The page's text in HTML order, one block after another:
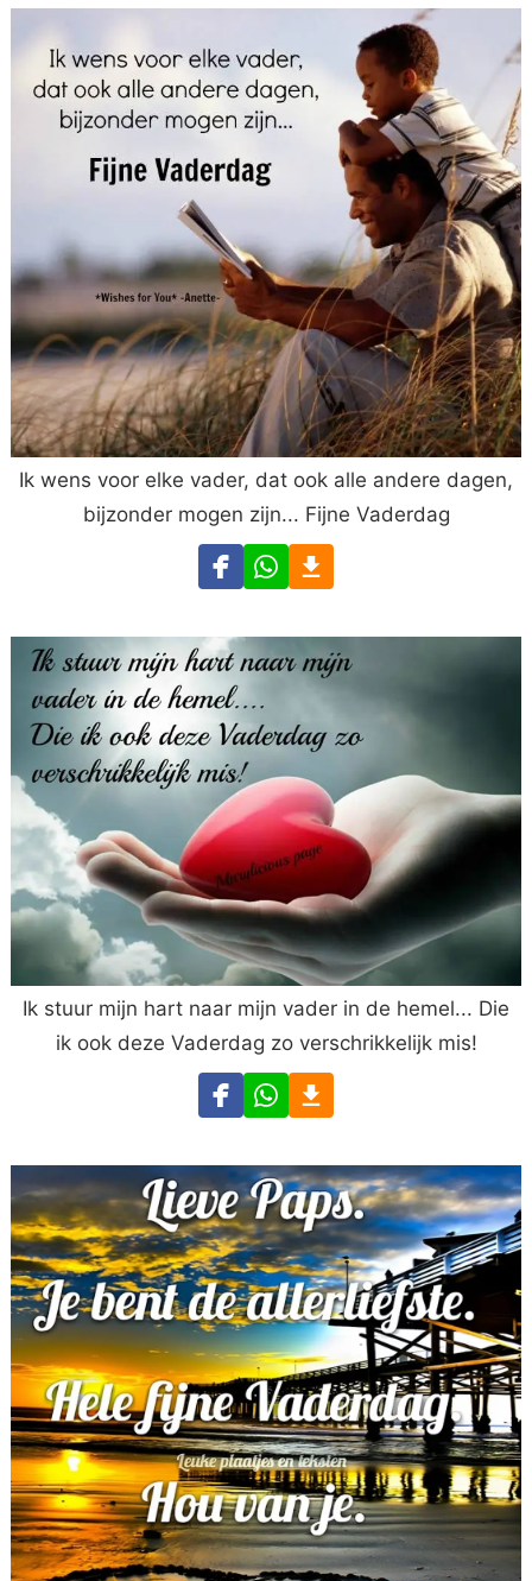
Ik wens voor elke vader, dat ook alle andere dagen,
bijzonder mogen zijn... Fijne Vaderdag
Ik stuur mijn hart naar mijn vader in de hemel... Die
ik ook deze Vaderdag zo verschrikkelijk mis!